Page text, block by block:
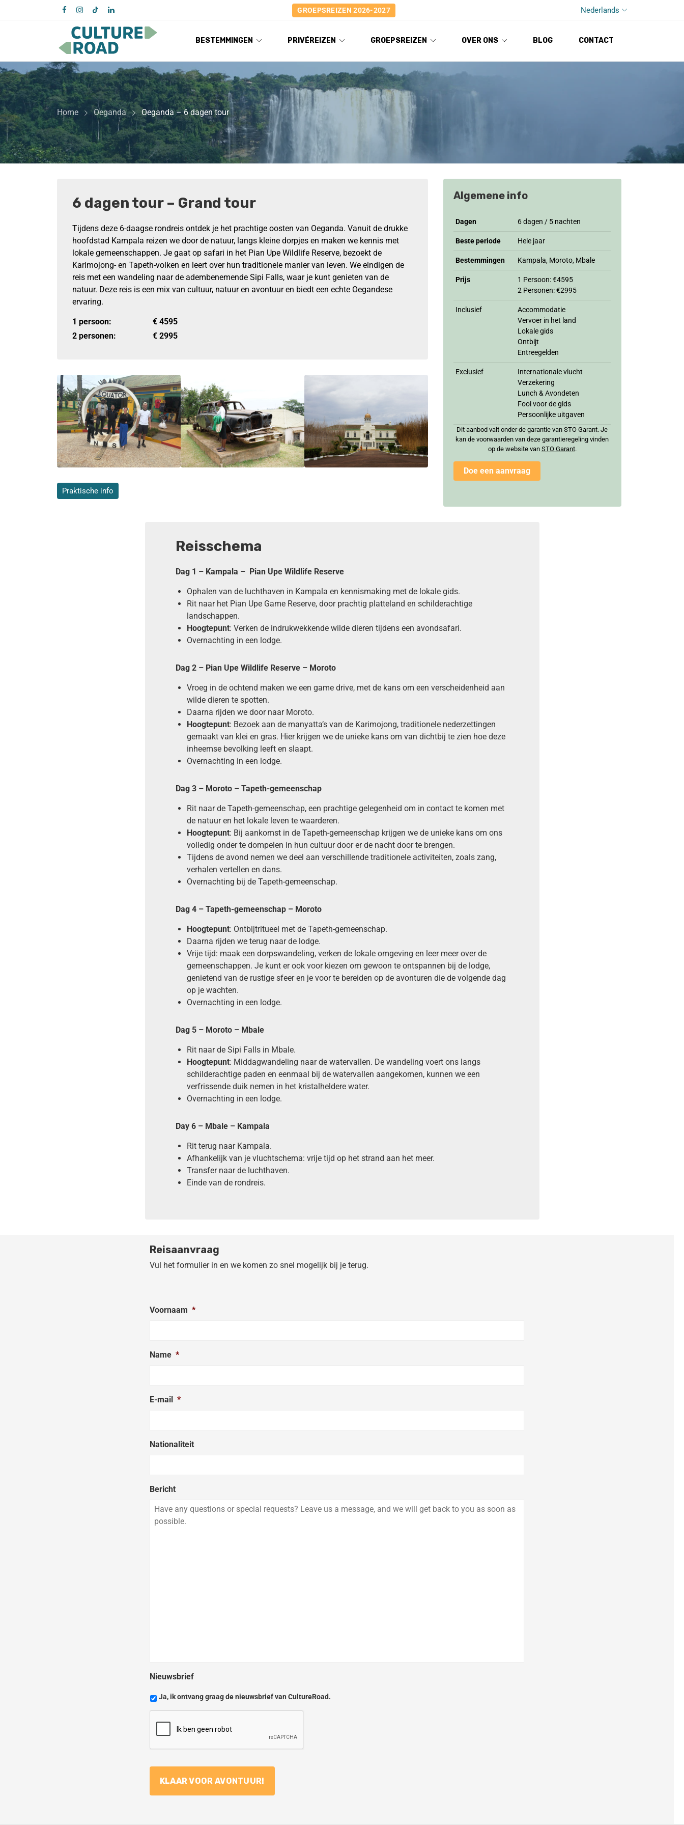
GROEPSREIZEN 2026-2027 Nederlands
BESTEMMINGEN PRIVÉREIZEN GROEPSREIZEN OVER ONS BLOG CONTACT
Home Oeganda Oeganda – 6 dagen tour
6 dagen tour – Grand tour
Tijdens deze 6-daagse rondreis ontdek je het prachtige oosten van Oeganda. Vanuit de drukke
hoofdstad Kampala reizen we door de natuur, langs kleine dorpjes en maken we kennis met
lokale gemeenschappen. Je gaat op safari in het Pian Upe Wildlife Reserve, bezoekt de
Karimojong- en Tapeth-volken en leert over hun traditionele manier van leven. We eindigen de
reis met een wandeling naar de adembenemende Sipi Falls, waar je kunt genieten van de
natuur. Deze reis is een mix van cultuur, natuur en avontuur en biedt een echte Oegandese
ervaring.
1 persoon: € 4595
2 personen:
€ 2995
Praktische info
Algemene info
Dagen 6 dagen / 5 nachten
Beste periode Hele jaar
Bestemmingen Kampala, Moroto, Mbale
Prijs
1 Persoon: €4595
2 Personen: €2995
Inclusief
Accommodatie
Vervoer in het land
Lokale gids
Ontbijt
Entreegelden
Exclusief
Internationale vlucht
Verzekering
Lunch & Avondeten
Fooi voor de gids
Persoonlijke uitgaven
Dit aanbod valt onder de garantie van STO Garant. Je
kan de voorwaarden van deze garantieregeling vinden
op de website van STO Garant.
Doe een aanvraag
Reisschema
Dag 1 – Kampala – Pian Upe Wildlife Reserve
Ophalen van de luchthaven in Kampala en kennismaking met de lokale gids.
Rit naar het Pian Upe Game Reserve, door prachtig platteland en schilderachtige
landschappen.
Hoogtepunt: Verken de indrukwekkende wilde dieren tijdens een avondsafari.
Overnachting in een lodge.
Dag 2 – Pian Upe Wildlife Reserve – Moroto
Vroeg in de ochtend maken we een game drive, met de kans om een verscheidenheid aan
wilde dieren te spotten.
Daarna rijden we door naar Moroto.
Hoogtepunt: Bezoek aan de manyatta’s van de Karimojong, traditionele nederzettingen
gemaakt van klei en gras. Hier krijgen we de unieke kans om van dichtbij te zien hoe deze
inheemse bevolking leeft en slaapt.
Overnachting in een lodge.
Dag 3 – Moroto – Tapeth-gemeenschap
Rit naar de Tapeth-gemeenschap, een prachtige gelegenheid om in contact te komen met
de natuur en het lokale leven te waarderen.
Hoogtepunt: Bij aankomst in de Tapeth-gemeenschap krijgen we de unieke kans om ons
volledig onder te dompelen in hun cultuur door er de nacht door te brengen.
Tijdens de avond nemen we deel aan verschillende traditionele activiteiten, zoals zang,
verhalen vertellen en dans.
Overnachting bij de Tapeth-gemeenschap.
Dag 4 – Tapeth-gemeenschap – Moroto
Hoogtepunt: Ontbijtritueel met de Tapeth-gemeenschap.
Daarna rijden we terug naar de lodge.
Vrije tijd: maak een dorpswandeling, verken de lokale omgeving en leer meer over de
gemeenschappen. Je kunt er ook voor kiezen om gewoon te ontspannen bij de lodge,
genietend van de rustige sfeer en je voor te bereiden op de avonturen die de volgende dag
op je wachten.
Overnachting in een lodge.
Dag 5 – Moroto – Mbale
Rit naar de Sipi Falls in Mbale.
Hoogtepunt: Middagwandeling naar de watervallen. De wandeling voert ons langs
schilderachtige paden en eenmaal bij de watervallen aangekomen, kunnen we een
verfrissende duik nemen in het kristalheldere water.
Overnachting in een lodge.
Day 6 – Mbale – Kampala
Rit terug naar Kampala.
Afhankelijk van je vluchtschema: vrije tijd op het strand aan het meer.
Transfer naar de luchthaven.
Einde van de rondreis.
Reisaanvraag
Vul het formulier in en we komen zo snel mogelijk bij je terug.
Voornaam *
Name *
E-mail *
Nationaliteit
Bericht
Nieuwsbrief
Ja, ik ontvang graag de nieuwsbrief van CultureRoad.